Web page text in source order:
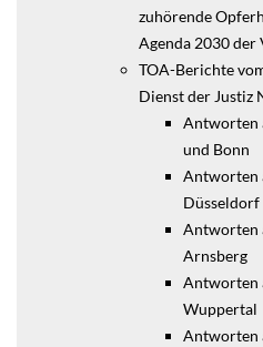
zuhörende
Agenda 2030 der
TOA-Berichte
Dienst der Justiz
Antworten
und Bonn
Antworten
Düsseldorf
Antworten
Arnsberg
Antworten
Wuppertal
Antworten